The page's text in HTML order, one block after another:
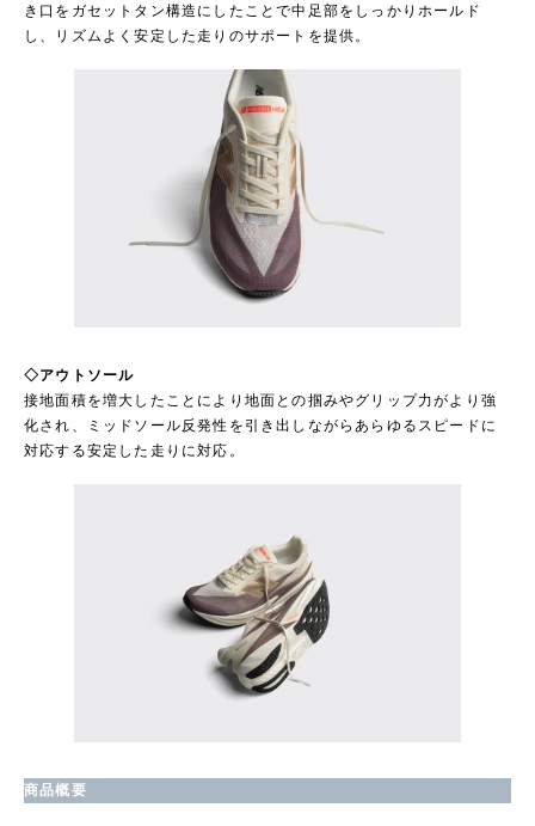
き口をガセットタン構造にしたことで中足部をしっかりホールド
し、リズムよく安定した走りのサポートを提供。
◇アウトソール
接地面積を増大したことにより地面との掴みやグリップ力がより強
化され、ミッドソール反発性を引き出しながらあらゆるスピードに
対応する安定した走りに対応。
商品概要